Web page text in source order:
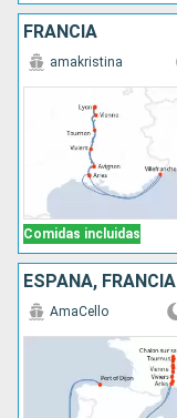
FRANCIA
Comidas incluidas
amakristina
ESPAÑA, FRANCIA
AmaCello